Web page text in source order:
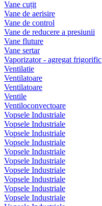
Vane cuțit
Vane de aerisire
Vane de control
Vane de reducere a presiunii
Vane fluture
Vane sertar
Vaporizator - agregat frigorific
Ventilatie
Ventilatoare
Ventilatoare
Ventile
Ventiloconvectoare
Vopsele Industriale
Vopsele Industriale
Vopsele Industriale
Vopsele Industriale
Vopsele Industriale
Vopsele Industriale
Vopsele Industriale
Vopsele Industriale
Vopsele Industriale
Vopsele Industriale